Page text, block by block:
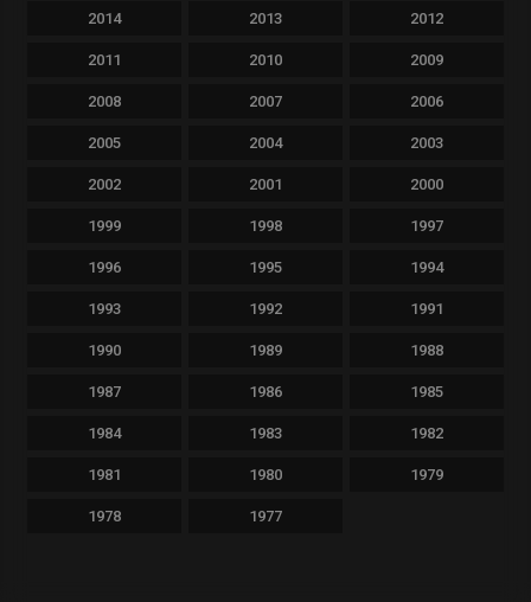
2014 2013 2012
2011 2010 2009
2008 2007 2006
2005 2004 2003
2002 2001 2000
1999 1998 1997
1996 1995 1994
1993 1992 1991
1990 1989 1988
1987 1986 1985
1984 1983 1982
1981 1980 1979
1978 1977